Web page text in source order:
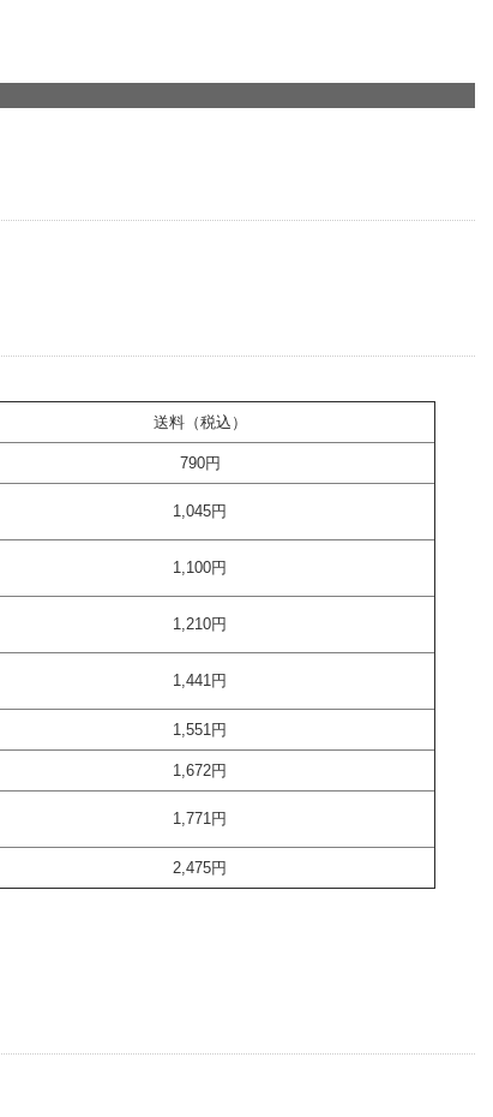
送料（税込）
790円
1,045円
1,100円
1,210円
1,441円
1,551円
1,672円
1,771円
2,475円